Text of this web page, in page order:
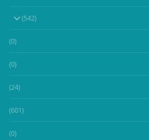
(542)
(0)
(0)
(24)
(601)
(0)